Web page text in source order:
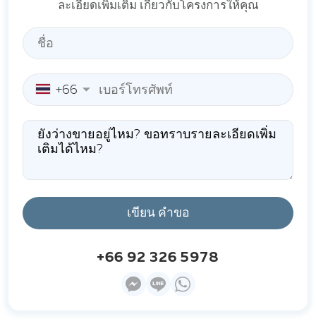
ละเอียดเพิ่มเติม เกี่ยวกับโครงการให้คุณ
+66
เขียน คำขอ
+66 92 326 5978